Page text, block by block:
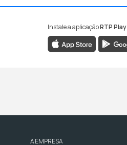
Instale a aplicaçãoRTP Play
A EMPRESA